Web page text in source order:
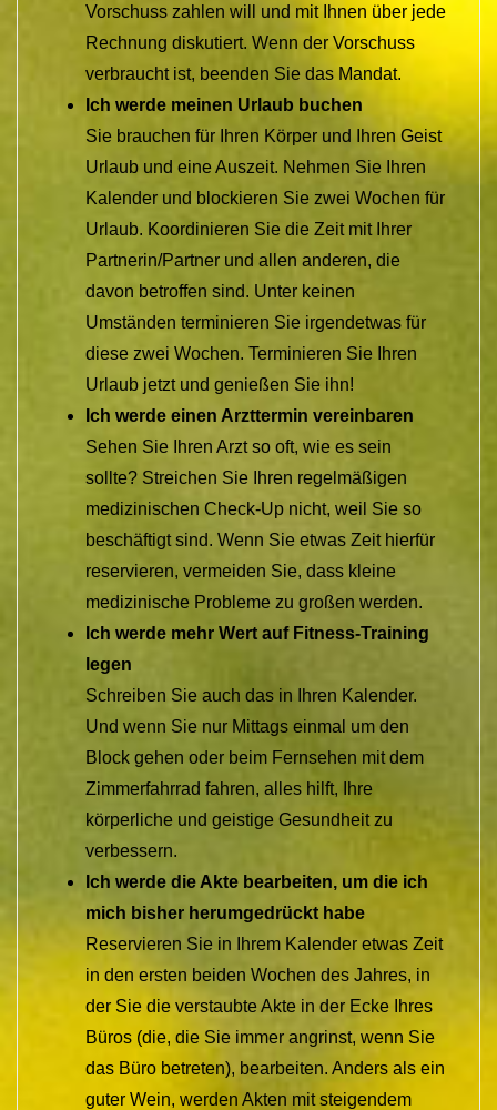
Vorschuss zahlen will und mit Ihnen über jede
Rechnung diskutiert. Wenn der Vorschuss
verbraucht ist, beenden Sie das Mandat.
Ich werde meinen Urlaub buchen
Sie brauchen für Ihren Körper und Ihren Geist
Urlaub und eine Auszeit. Nehmen Sie Ihren
Kalender und blockieren Sie zwei Wochen für
Urlaub. Koordinieren Sie die Zeit mit Ihrer
Partnerin/Partner und allen anderen, die
davon betroffen sind. Unter keinen
Umständen terminieren Sie irgendetwas für
diese zwei Wochen. Terminieren Sie Ihren
Urlaub jetzt und genießen Sie ihn!
Ich werde einen Arzttermin vereinbaren
Sehen Sie Ihren Arzt so oft, wie es sein
sollte? Streichen Sie Ihren regelmäßigen
medizinischen Check-Up nicht, weil Sie so
beschäftigt sind. Wenn Sie etwas Zeit hierfür
reservieren, vermeiden Sie, dass kleine
medizinische Probleme zu großen werden.
Ich werde mehr Wert auf Fitness-Training
legen
Schreiben Sie auch das in Ihren Kalender.
Und wenn Sie nur Mittags einmal um den
Block gehen oder beim Fernsehen mit dem
Zimmerfahrrad fahren, alles hilft, Ihre
körperliche und geistige Gesundheit zu
verbessern.
Ich werde die Akte bearbeiten, um die ich
mich bisher herumgedrückt habe
Reservieren Sie in Ihrem Kalender etwas Zeit
in den ersten beiden Wochen des Jahres, in
der Sie die verstaubte Akte in der Ecke Ihres
Büros (die, die Sie immer angrinst, wenn Sie
das Büro betreten), bearbeiten. Anders als ein
guter Wein, werden Akten mit steigendem